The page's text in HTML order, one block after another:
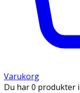
Varukorg
Du har 0 produkter